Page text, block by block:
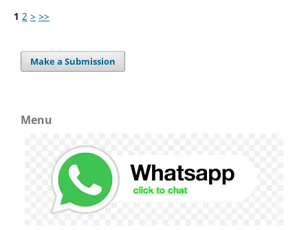
1 2 > >>
Make a Submission
Menu